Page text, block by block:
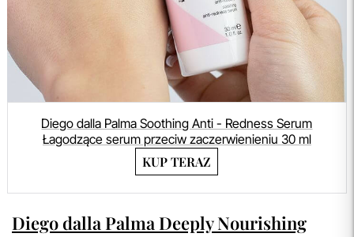
Diego dalla Palma Soothing Anti - Redness Serum
Łagodzące serum przeciw zaczerwienieniu 30 ml
KUP TERAZ
Diego dalla Palma Deeply Nourishing